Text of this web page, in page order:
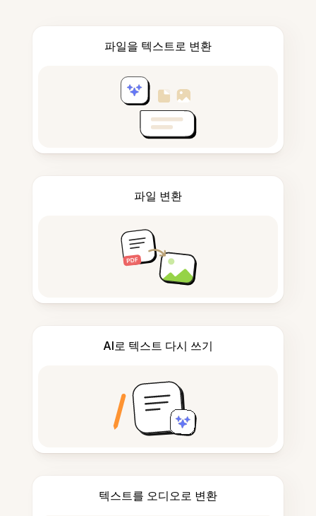
파일을 텍스트로 변환
파일 변환
AI로 텍스트 다시 쓰기
텍스트를 오디오로 변환